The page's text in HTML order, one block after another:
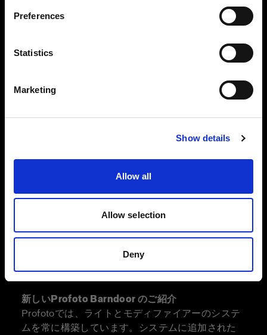
Preferences
Statistics
Marketing
Show details
Allow all
Allow selection
Deny
Spain
サイトにアクセス
る
新しいProfoto Barndoor のご紹介
Profotoでは、ライトとモディファイアーのシステ
ムを常に構築しています。システムに追加された